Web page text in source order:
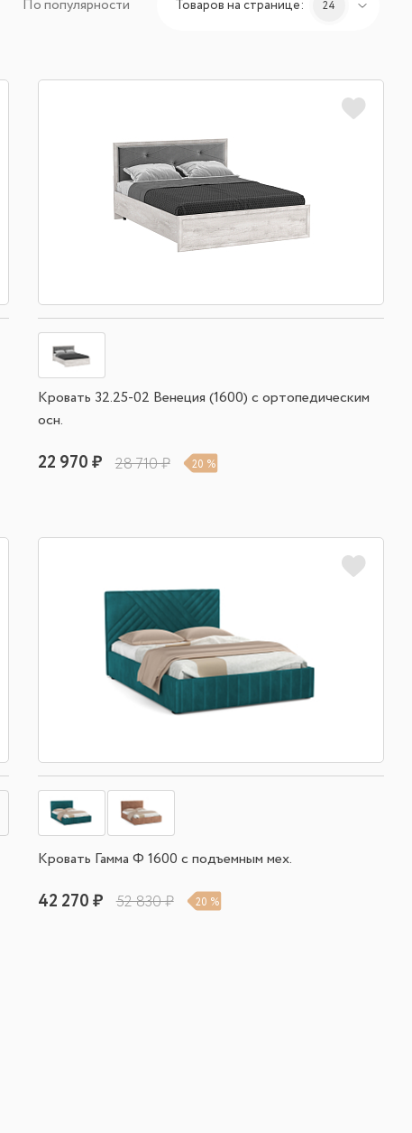
По популярности Товаров на странице: 24
Кровать 32.25-02 Венеция (1600) с ортопедическим
осн.
22 970 ₽ 28 710 ₽ 20 %
Кровать Гамма Ф 1600 с подъемным мех.
42 270 ₽ 52 830 ₽ 20 %